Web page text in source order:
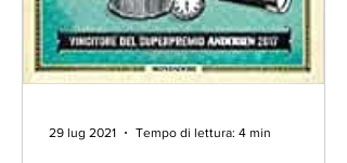
29 lug 2021 Tempo di lettura: 4 min